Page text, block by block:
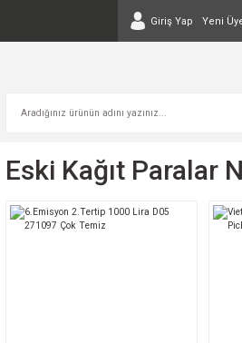
Giriş Yap Yeni
Eski Kağıt Paralar